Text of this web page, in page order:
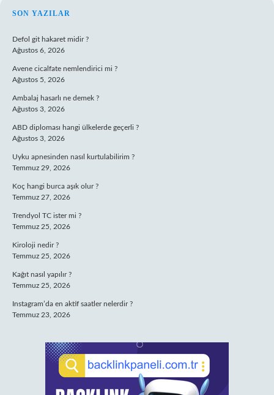
SIDEBAR
SON YAZILAR
Defol git hakaret midir ?
Ağustos 6, 2026
Avene cicalfate nemlendirici mi ?
Ağustos 5, 2026
Ambalaj hasarlı ne demek ?
Ağustos 3, 2026
ABD diploması hangi ülkelerde geçerli ?
Ağustos 3, 2026
Uyku apnesinden nasıl kurtulabilirim ?
Temmuz 29, 2026
Koç hangi burca aşık olur ?
Temmuz 27, 2026
Trendyol TC ister mi ?
Temmuz 25, 2026
Kiroloji nedir ?
Temmuz 25, 2026
Kağıt nasıl yapılır ?
Temmuz 25, 2026
Instagram’da en aktif saatler nelerdir ?
Temmuz 23, 2026